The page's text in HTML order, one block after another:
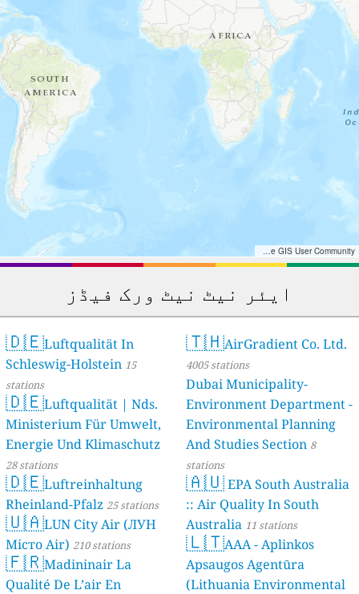
Tiles © Esri — Esri, DeLorme, NAVTEQ, TomTom, Intermap, iPC, USGS, FAO, NPS, NRCAN, GeoBase, Kadaster NL, Ordnance Survey, Esri Japan, METI, Esri China (Hong Kong), and the GIS User Community
ایئر نیٹ نیٹ ورک فیڈز
🇹🇭AirGradient Co. Ltd.
4005 stations
Dubai Municipality-
Environment Department -
Environmental Planning
And Studies Section 8
stations
🇦🇺EPA South Australia
:: Air Quality In South
Australia 11 stations
🇱🇹AAA - Aplinkos
Apsaugos Agentūra
(Lithuania Environmental
🇩🇪Luftqualität In
Schleswig-Holstein 15
stations
🇩🇪Luftqualität | Nds.
Ministerium Für Umwelt,
Energie Und Klimaschutz
28 stations
🇩🇪Luftreinhaltung
Rheinland-Pfalz 25 stations
🇺🇦LUN City Air (ЛУН
Місто Air) 210 stations
🇫🇷Madininair La
Qualité De L’air En